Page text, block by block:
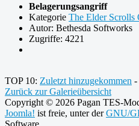
Belagerungsangriff
Kategorie The Elder Scrolls
Autor: Bethesda Softworks
Zugriffe: 4221
TOP 10: Zuletzt hinzugekommen -
Zurück zur Galerieübersicht
Copyright © 2026 Pagan TES-
Joomla! ist freie, unter derGNU/
Software.